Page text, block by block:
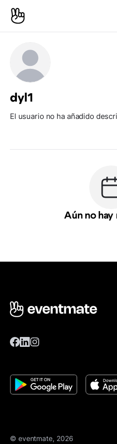
dyl1
El usuario no ha añadido
Aún no hay
© eventmate, 2026